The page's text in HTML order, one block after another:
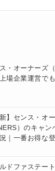
・オーナーズ
場企業運営で
新】センス・オ
）のキャン
｜一番お得な
ドファステー